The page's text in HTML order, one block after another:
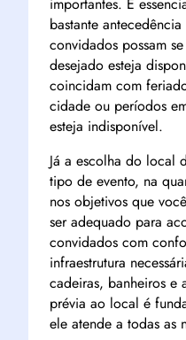
bastante
convidados possam
desejado esteja
coincidam com
cidade ou períodos
esteja indisponível.
Já a escolha do local
tipo de evento, na
nos objetivos que
ser adequado para
convidados com
infraestrutura
cadeiras, banheiros e
prévia ao local é
ele atende a todas as